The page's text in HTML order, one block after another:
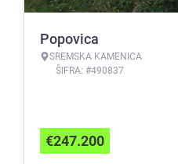
Popovica
SREMSKA KAMENICA
ŠIFRA: #490837
€247.200